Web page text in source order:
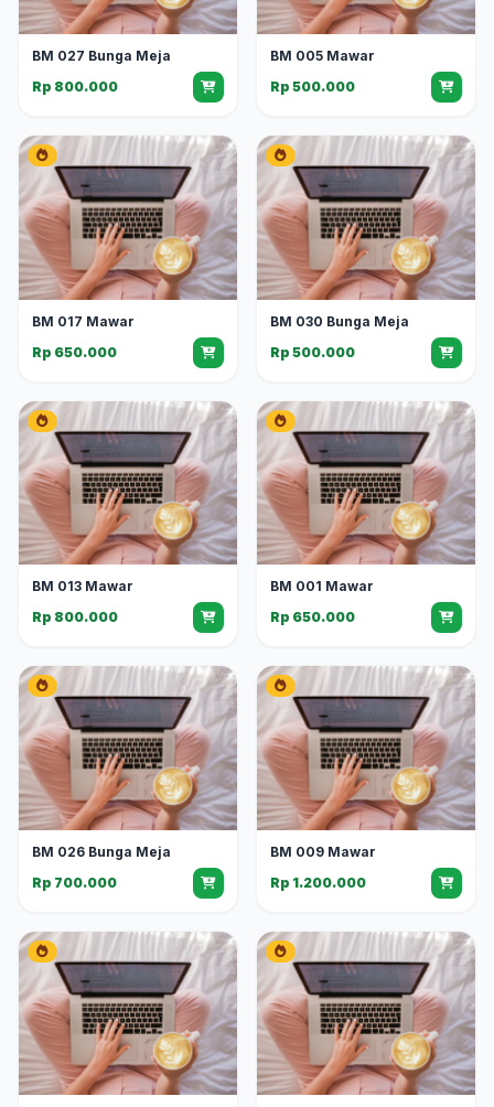
BM 027 Bunga Meja
Rp 800.000
BM 005 Mawar
Rp 500.000
BM 017 Mawar
Rp 650.000
BM 030 Bunga Meja
Rp 500.000
BM 013 Mawar
Rp 800.000
BM 001 Mawar
Rp 650.000
BM 026 Bunga Meja
Rp 700.000
BM 009 Mawar
Rp 1.200.000